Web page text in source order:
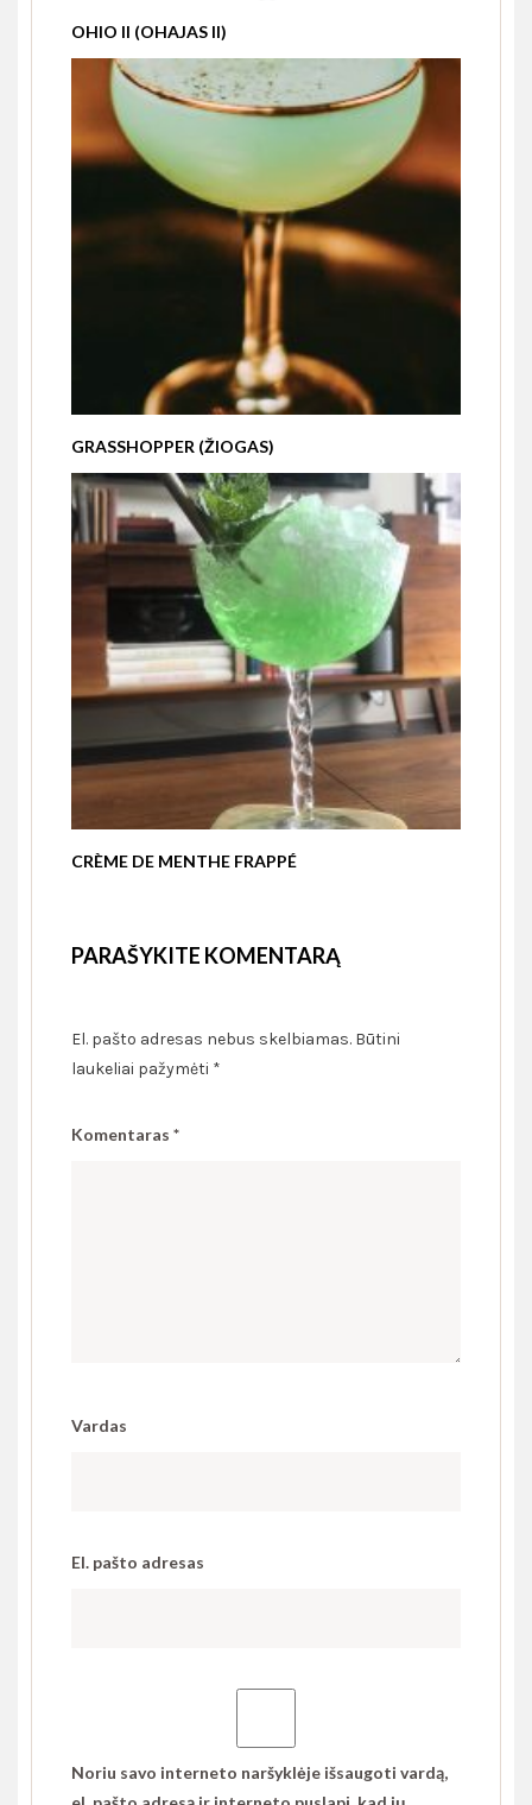
OHIO II (OHAJAS II)
GRASSHOPPER (ŽIOGAS)
CRÈME DE MENTHE FRAPPÉ
PARAŠYKITE KOMENTARĄ
El. pašto adresas nebus skelbiamas. Būtini
laukeliai pažymėti *
Komentaras *
Vardas
El. pašto adresas
Noriu savo interneto naršyklėje išsaugoti vardą,